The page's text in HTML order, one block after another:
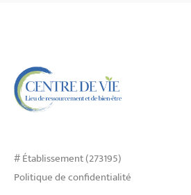
# Établissement (273195)
Politique de confidentialité